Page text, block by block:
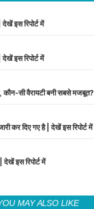
इस रिपोर्ट में
इस रिपोर्ट में
कौन-सी वैरायटी बनी सबसे मजबूत?
कर दिए गए है | देखें इस रिपोर्ट में
देखें इस रिपोर्ट में
MAY ALSO LIKE